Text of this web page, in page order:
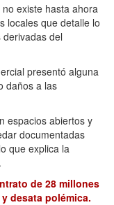
existe hasta ahora
locales que detalle lo
del
presentó alguna
daños a las
espacios abiertos y
documentadas
que explica la
de 28 millones
desata polémica.